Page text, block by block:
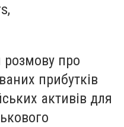
розмову про
прибутків
активів для